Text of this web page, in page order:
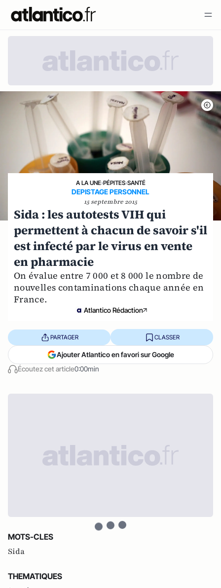
A LA UNE›PÉPITES›SANTÉ
DEPISTAGE PERSONNEL
15 septembre 2015
Sida : les autotests VIH qui
permettent à chacun de savoir s'il
est infecté par le virus en vente
en pharmacie
On évalue entre 7 000 et 8 000 le nombre de
nouvelles contaminations chaque année en
France.
Atlantico Rédaction
Écoutez cet article0:00min
PARTAGER CLASSER
Ajouter Atlantico en favori sur Google
MOTS-CLES
Sida
THEMATIQUES